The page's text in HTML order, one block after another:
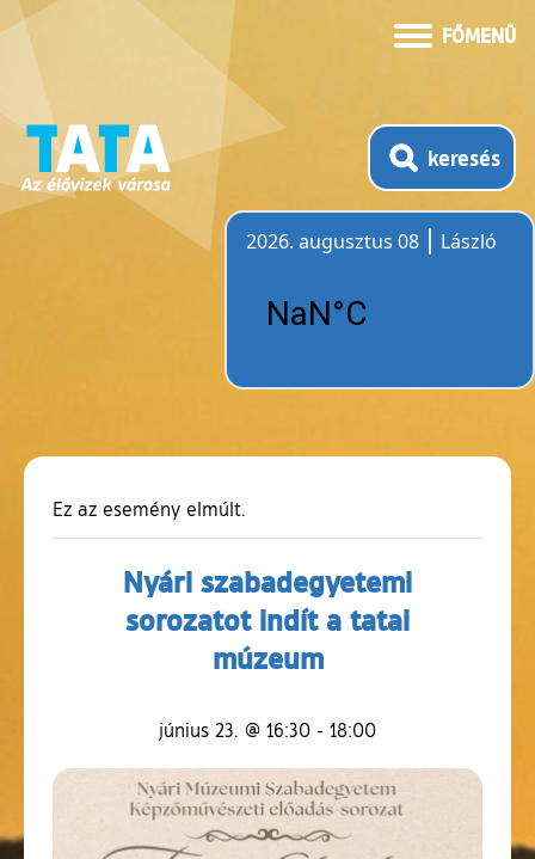
FŐMENÜ
keresés
2026. augusztus 08
László
Ez az esemény elmúlt.
Nyári szabadegyetemi
sorozatot indít a tatai
múzeum
június 23. @ 16:30 - 18:00